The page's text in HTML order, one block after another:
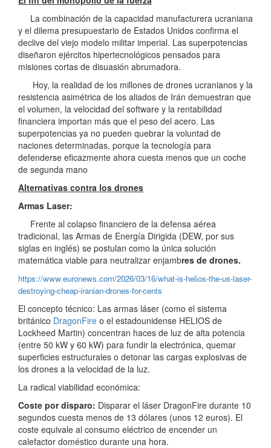
La combinación de la capacidad manufacturera ucraniana
y el dilema presupuestario de Estados Unidos confirma el
declive del viejo modelo militar imperial. Las superpotencias
diseñaron ejércitos hipertecnológicos pensados para
misiones cortas de disuasión abrumadora.
Hoy, la realidad de los millones de drones ucranianos y la
resistencia asimétrica de los aliados de Irán demuestran que
el volumen, la velocidad del software y la rentabilidad
financiera importan más que el peso del acero. Las
superpotencias ya no pueden quebrar la voluntad de
naciones determinadas, porque la tecnología para
defenderse eficazmente ahora cuesta menos que un coche
de segunda mano
Alternativas contra los drones
Armas Laser:
Frente al colapso financiero de la defensa aérea
tradicional, las Armas de Energía Dirigida (DEW, por sus
siglas en inglés) se postulan como la única solución
matemática viable para neutralizar enjambres de drones.
https://www.euronews.com/2026/03/16/what-is-helios-the-us-laser-
destroying-cheap-iranian-drones-for-cents
El concepto técnico: Las armas láser (como el sistema
británico DragonFire o el estadounidense HELIOS de
Lockheed Martin) concentran haces de luz de alta potencia
(entre 50 kW y 60 kW) para fundir la electrónica, quemar
superficies estructurales o detonar las cargas explosivas de
los drones a la velocidad de la luz.
La radical viabilidad económica:
Coste por disparo: Disparar el láser DragonFire durante 10
segundos cuesta menos de 13 dólares (unos 12 euros). El
coste equivale al consumo eléctrico de encender un
calefactor doméstico durante una hora.